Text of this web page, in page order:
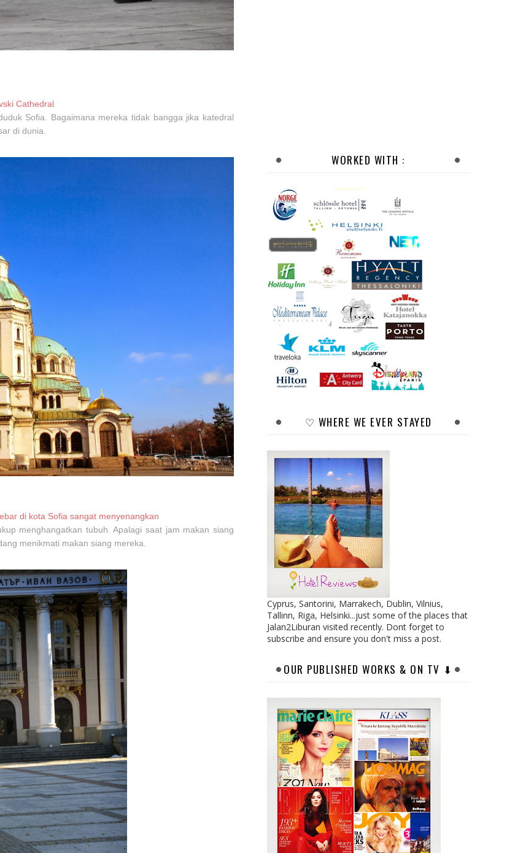
Cathedral
Sofia. Bagaimana mereka tidak bangga jika katedral
di dunia.
di kota Sofia sangat menyenangkan
menghangatkan tubuh. Apalagi saat jam makan siang
menikmati makan siang mereka.
WORKED WITH :
♡ WHERE WE EVER STAYED
Cyprus, Santorini, Marrakech, Dublin, Vilnius,
Tallinn, Riga, Helsinki...just some of the places that
Jalan2Liburan visited recently. Dont forget to
subscribe and ensure you don't miss a post.
OUR PUBLISHED WORKS & ON TV ⬇︎